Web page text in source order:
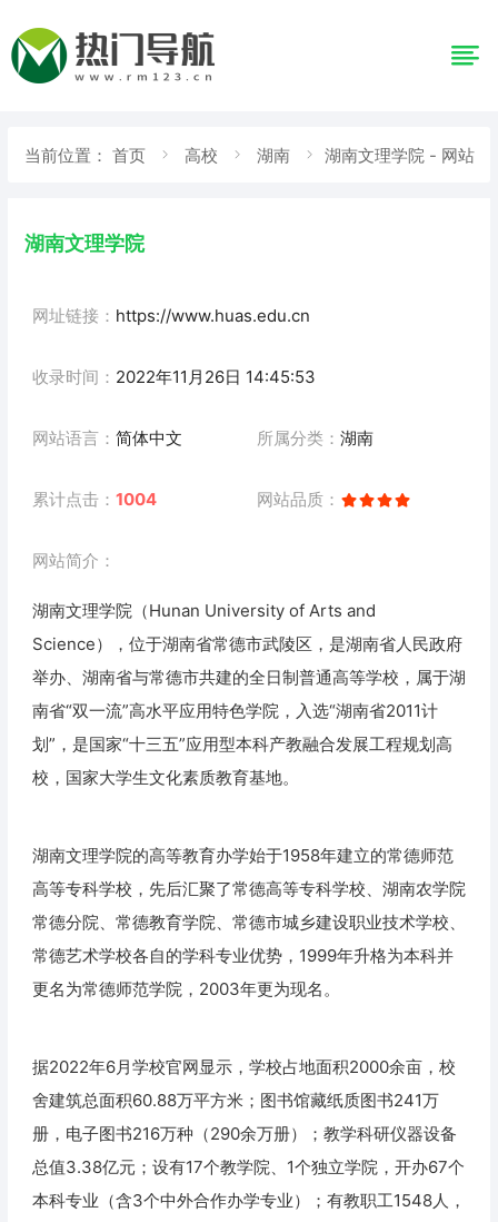
当前位置： 首页 高校 湖南 湖南文理学院 - 网站
湖南文理学院
网址链接： https://www.huas.edu.cn
收录时间： 2022年11月26日 14:45:53
网站语言： 简体中文 所属分类： 湖南
累计点击： 1004 网站品质：
网站简介：
湖南文理学院（Hunan University of Arts and
Science），位于湖南省常德市武陵区，是湖南省人民政府
举办、湖南省与常德市共建的全日制普通高等学校，属于湖
南省“双一流”高水平应用特色学院，入选“湖南省2011计
划”，是国家“十三五”应用型本科产教融合发展工程规划高
校，国家大学生文化素质教育基地。
湖南文理学院的高等教育办学始于1958年建立的常德师范
高等专科学校，先后汇聚了常德高等专科学校、湖南农学院
常德分院、常德教育学院、常德市城乡建设职业技术学校、
常德艺术学校各自的学科专业优势，1999年升格为本科并
更名为常德师范学院，2003年更为现名。
据2022年6月学校官网显示，学校占地面积2000余亩，校
舍建筑总面积60.88万平方米；图书馆藏纸质图书241万
册，电子图书216万种（290余万册）；教学科研仪器设备
总值3.38亿元；设有17个教学院、1个独立学院，开办67个
本科专业（含3个中外合作办学专业）；有教职工1548人，